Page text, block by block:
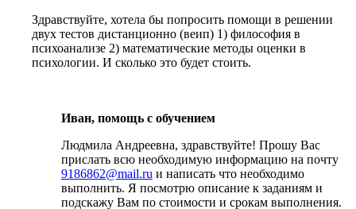
Здравствуйте, хотела бы попросить помощи в решении
двух тестов дистанционно (веип) 1) философия в
психоанализе 2) математические методы оценки в
психологии. И сколько это будет стоить.
Иван, помощь с обучением
Людмила Андреевна, здравствуйте! Прошу Вас
прислать всю необходимую информацию на почту
9186862@mail.ru и написать что необходимо
выполнить. Я посмотрю описание к заданиям и
подскажу Вам по стоимости и срокам выполнения.